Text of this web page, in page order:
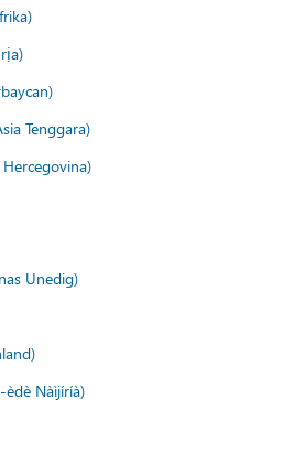
Tenggara)
Unedig)
èdè Nàìjíríà)